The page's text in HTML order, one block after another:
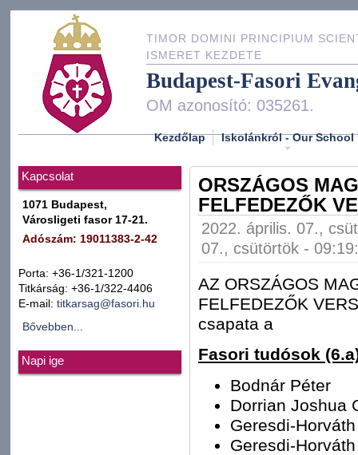
TIMOR DOMINI PRINCIPIUM
ISMERET KEZDETE
Budapest-Fasori
OM azonosító: 035261.
Kezdőlap Iskolánkról - Our School
Kapcsolat
1071 Budapest,
Városligeti fasor 17-21.
Adószám: 19011383-2-42
Porta: +36-1/321-1200
Titkárság: +36-1/322-4406
E-mail: titkarsag@fasori.hu
Bővebben...
Napi ige
ORSZÁGOS
FELFEDEZŐK
2022. április. 07.,
07., csütörtök -
AZ ORSZÁGOS
FELFEDEZŐK
csapata a
Fasori tudósok
Bodnár Péter
Dorrian Joshua
Geresdi-
Geresdi-